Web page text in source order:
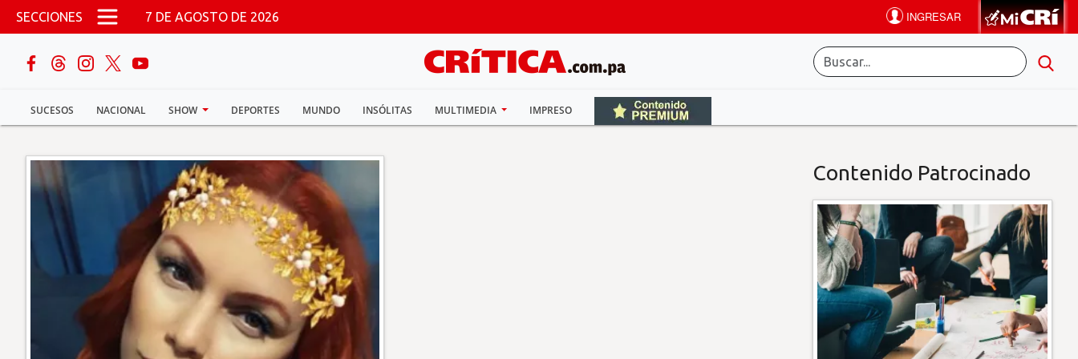
Pasar al contenido principal
SECCIONES 7 DE AGOSTO DE 2026
SUCESOS NACIONAL SHOW DEPORTES MUNDO INSÓLITAS MULTIMEDIA IMPRESO
buscar
Sucesos
Nacional
Política
Contenido Patrocinado